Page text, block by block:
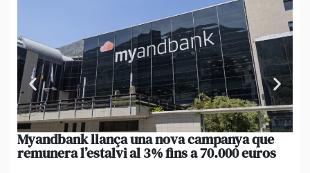
Myandbank llança una nova campanya que
remunera l’estalvi al 3% fins a 70.000 euros